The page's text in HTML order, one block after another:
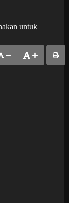
untuk